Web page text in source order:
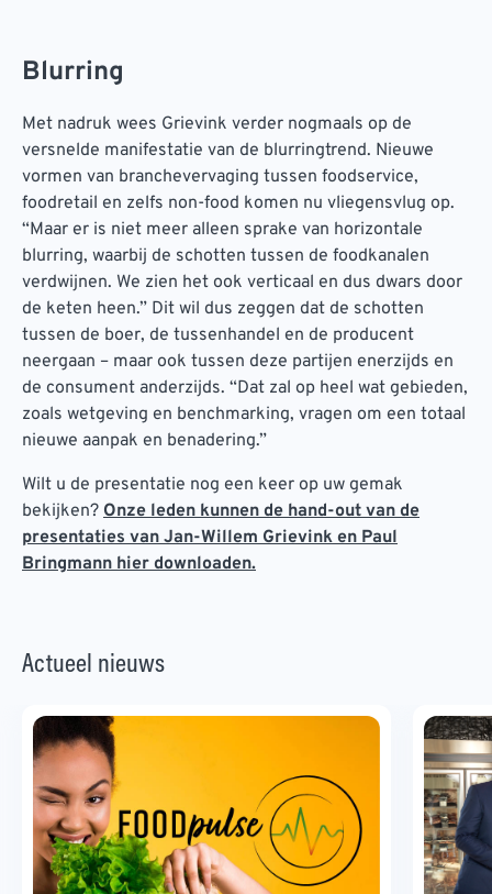
Blurring
Met nadruk wees Grievink verder nogmaals op de
versnelde manifestatie van de blurringtrend. Nieuwe
vormen van branchevervaging tussen foodservice,
foodretail en zelfs non-food komen nu vliegensvlug op.
“Maar er is niet meer alleen sprake van horizontale
blurring, waarbij de schotten tussen de foodkanalen
verdwijnen. We zien het ook verticaal en dus dwars door
de keten heen.” Dit wil dus zeggen dat de schotten
tussen de boer, de tussenhandel en de producent
neergaan – maar ook tussen deze partijen enerzijds en
de consument anderzijds. “Dat zal op heel wat gebieden,
zoals wetgeving en benchmarking, vragen om een totaal
nieuwe aanpak en benadering.”
Wilt u de presentatie nog een keer op uw gemak
bekijken? Onze leden kunnen de hand-out van de
presentaties van Jan-Willem Grievink en Paul
Bringmann hier downloaden.
Actueel nieuws